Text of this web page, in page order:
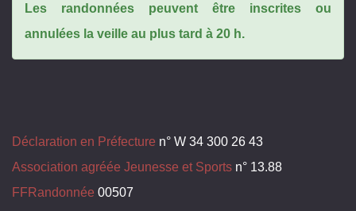
Les randonnées peuvent être inscrites ou
annulées la veille au plus tard à 20 h.
Déclaration en Préfecture n° W 34 300 26 43
Association agréée Jeunesse et Sports n° 13.88
FFRandonnée 00507